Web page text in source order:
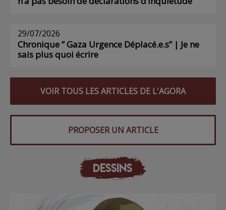
29/07/2026
Chronique ” Gaza Urgence Déplacé.e.s” | Je ne
sais plus quoi écrire
VOIR TOUS LES ARTICLES DE L'AGORA
PROPOSER UN ARTICLE
DESSINS